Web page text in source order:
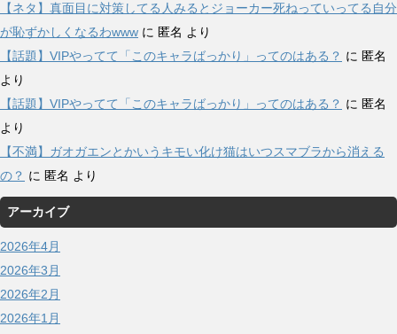
【ネタ】真面目に対策してる人みるとジョーカー死ねっていってる自分
が恥ずかしくなるわwww に 匿名 より
【話題】VIPやってて「このキャラばっかり」ってのはある？ に 匿名
より
【話題】VIPやってて「このキャラばっかり」ってのはある？ に 匿名
より
【不満】ガオガエンとかいうキモい化け猫はいつスマブラから消える
の？ に 匿名 より
アーカイブ
2026年4月
2026年3月
2026年2月
2026年1月